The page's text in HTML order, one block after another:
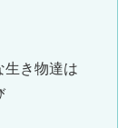
生き物達は